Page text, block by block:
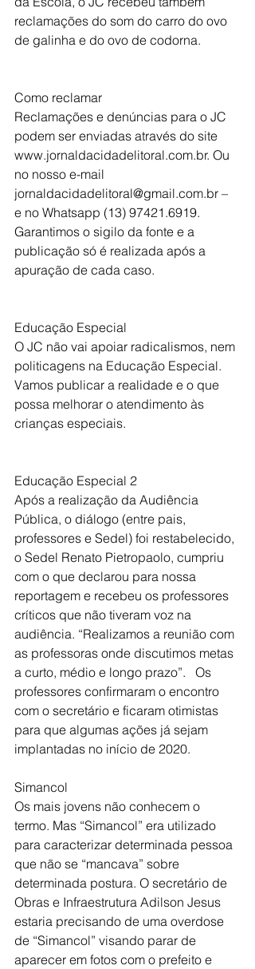
reclamações do som do carro do ovo
de galinha e do ovo de codorna.
Como reclamar
Reclamações e denúncias para o JC
podem ser enviadas através do site
www.jornaldacidadelitoral.com.br. Ou
no nosso e-mail
jornaldacidadelitoral@gmail.com.br –
e no Whatsapp (13) 97421.6919.
Garantimos o sigilo da fonte e a
publicação só é realizada após a
apuração de cada caso.
Educação Especial
O JC não vai apoiar radicalismos, nem
politicagens na Educação Especial.
Vamos publicar a realidade e o que
possa melhorar o atendimento às
crianças especiais.
Educação Especial 2
Após a realização da Audiência
Pública, o diálogo (entre pais,
professores e Sedel) foi restabelecido,
o Sedel Renato Pietropaolo, cumpriu
com o que declarou para nossa
reportagem e recebeu os professores
críticos que não tiveram voz na
audiência. “Realizamos a reunião com
as professoras onde discutimos metas
a curto, médio e longo prazo”.   Os
professores confirmaram o encontro
com o secretário e ficaram otimistas
para que algumas ações já sejam
implantadas no início de 2020.
Simancol
Os mais jovens não conhecem o
termo. Mas “Simancol” era utilizado
para caracterizar determinada pessoa
que não se “mancava” sobre
determinada postura. O secretário de
Obras e Infraestrutura Adilson Jesus
estaria precisando de uma overdose
de “Simancol” visando parar de
aparecer em fotos com o prefeito e